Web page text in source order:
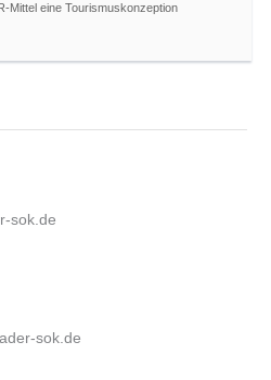
Mittel eine Tourismuskonzeption
sok.de
sok.de